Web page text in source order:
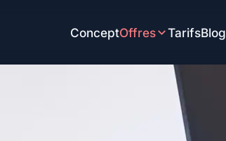
ConceptOffres TarifsBlog